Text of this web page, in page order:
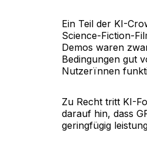
Ein Teil der KI-
Science-Fiction-
Demos waren
Bedingungen gut
Nutzerïnnen
Zu Recht tritt KI-
darauf hin, dass
geringfügig